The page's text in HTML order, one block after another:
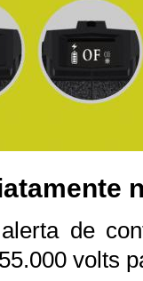
de
volts